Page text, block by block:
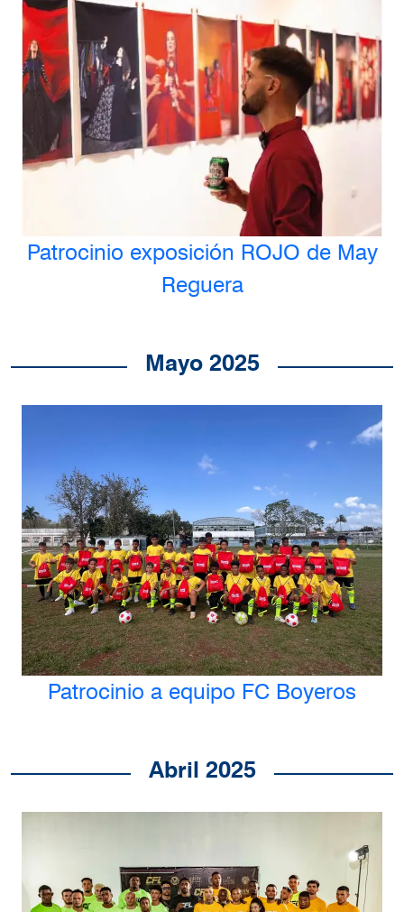
Patrocinio exposición ROJO de May
Reguera
Mayo 2025
Patrocinio a equipo FC Boyeros
Abril 2025